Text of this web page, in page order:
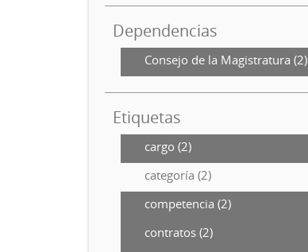
Dependencias
Consejo de la Magistratura (2)
Etiquetas
cargo (2)
categoría (2)
competencia (2)
contratos (2)